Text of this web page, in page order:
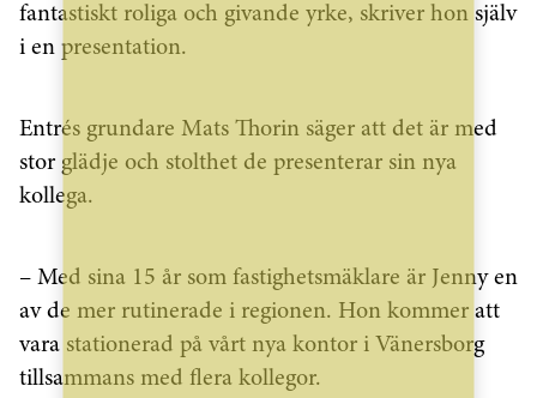
fantastiskt roliga och givande yrke, skriver hon själv
i en presentation.
Entrés grundare Mats Thorin säger att det är med
stor glädje och stolthet de presenterar sin nya
kollega.
– Med sina 15 år som fastighetsmäklare är Jenny en
av de mer rutinerade i regionen. Hon kommer att
vara stationerad på vårt nya kontor i Vänersborg
tillsammans med flera kollegor.